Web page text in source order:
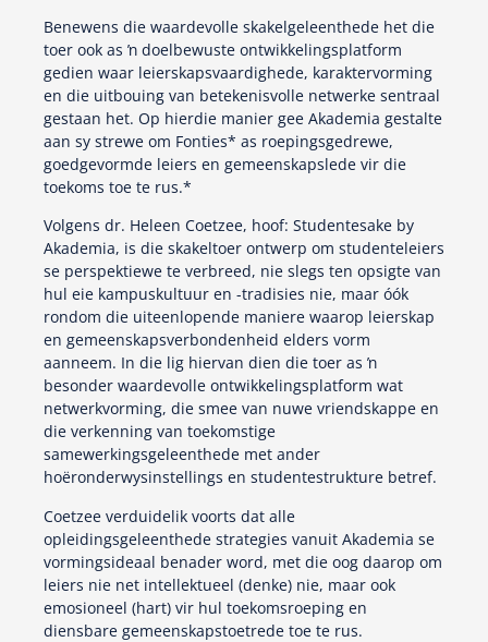
Benewens die waardevolle skakelgeleenthede het die
toer ook as ŉ doelbewuste ontwikkelingsplatform
gedien waar leierskapsvaardighede, karaktervorming
en die uitbouing van betekenisvolle netwerke sentraal
gestaan het. Op hierdie manier gee Akademia gestalte
aan sy strewe om Fonties* as roepingsgedrewe,
goedgevormde leiers en gemeenskapslede vir die
toekoms toe te rus.*
Volgens dr. Heleen Coetzee, hoof: Studentesake by
Akademia, is die skakeltoer ontwerp om studenteleiers
se perspektiewe te verbreed, nie slegs ten opsigte van
hul eie kampuskultuur en -tradisies nie, maar óók
rondom die uiteenlopende maniere waarop leierskap
en gemeenskapsverbondenheid elders vorm
aanneem. In die lig hiervan dien die toer as ŉ
besonder waardevolle ontwikkelingsplatform wat
netwerkvorming, die smee van nuwe vriendskappe en
die verkenning van toekomstige
samewerkingsgeleenthede met ander
hoëronderwysinstellings en studentestrukture betref.
Coetzee verduidelik voorts dat alle
opleidingsgeleenthede strategies vanuit Akademia se
vormingsideaal benader word, met die oog daarop om
leiers nie net intellektueel (denke) nie, maar ook
emosioneel (hart) vir hul toekomsroeping en
diensbare gemeenskapstoetrede toe te rus.